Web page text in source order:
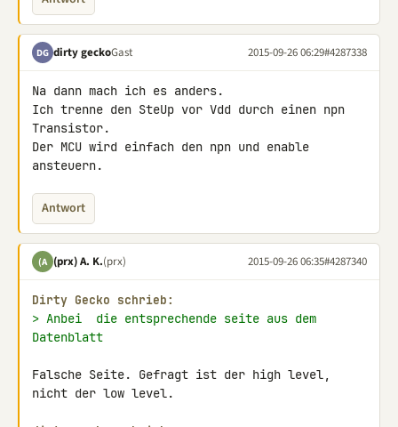
DG dirty geckoGast 2015-09-26 06:29#4287338
Na dann mach ich es anders.
Ich trenne den SteUp vor Vdd durch einen npn
Transistor.
Der MCU wird einfach den npn und enable
ansteuern.
Antwort
(A (prx) A. K.(prx) 2015-09-26 06:35#4287340
Dirty Gecko schrieb:
> Anbei  die entsprechende seite aus dem
Datenblatt
Falsche Seite. Gefragt ist der high level,
nicht der low level.